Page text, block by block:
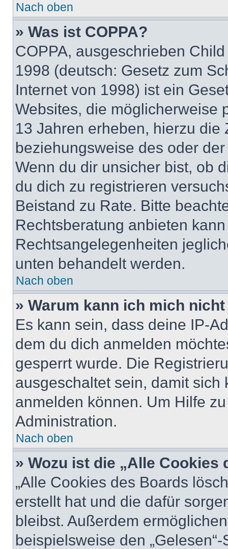
Nach oben
» Was ist COPPA?
COPPA, ausgeschrieben
1998 (deutsch: Gesetz zum
Internet von 1998) ist ein
Websites, die möglicherweise
13 Jahren erheben, hierzu die
beziehungsweise des oder
Wenn du dir unsicher bist, ob
du dich zu registrieren
Beistand zu Rate. Bitte
Rechtsberatung anbieten
Rechtsangelegenheiten
unten behandelt werden.
Nach oben
» Warum kann ich mich
Es kann sein, dass deine IP-
dem du dich anmelden
gesperrt wurde. Die
ausgeschaltet sein, damit
anmelden können. Um Hilfe
Administration.
Nach oben
» Wozu ist die „Alle
„Alle Cookies des Boards
erstellt hat und die dafür
bleibst. Außerdem
beispielsweise den